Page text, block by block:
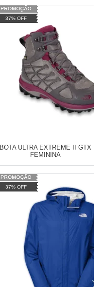
37% OFF
BOTA ULTRA EXTREME II GTX
FEMININA
Varejo:
Atacado: R$ 2.550,90 (Apenas
Revendedor)
x de R$ 255,09
Cat: FEMININO
COMPRAR
37% OFF